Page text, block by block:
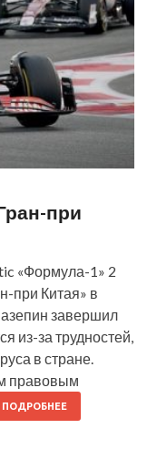
при
«Формула-1» 2
при Китая» в
завершил
из-за трудностей,
в стране.
правовым
ПОДРОБНЕЕ